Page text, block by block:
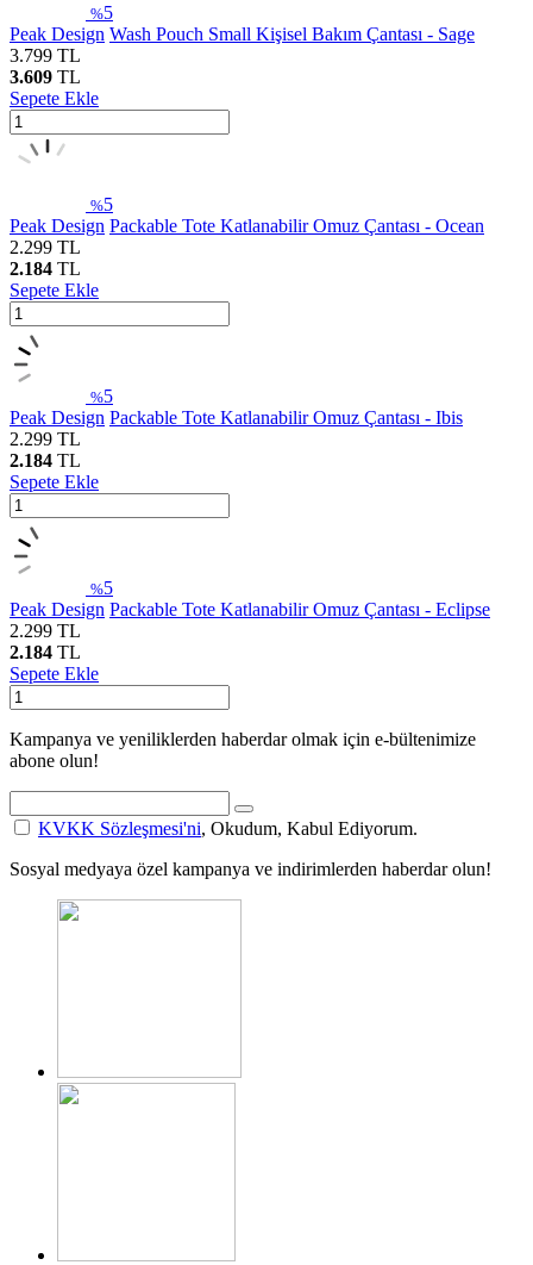
%5
Peak Design Wash Pouch Small Kişisel Bakım Çantası - Sage
3.799 TL
3.609 TL
Sepete Ekle
%5
Peak Design Packable Tote Katlanabilir Omuz Çantası - Ocean
2.299 TL
2.184 TL
Sepete Ekle
%5
Peak Design Packable Tote Katlanabilir Omuz Çantası - Ibis
2.299 TL
2.184 TL
Sepete Ekle
%5
Peak Design Packable Tote Katlanabilir Omuz Çantası - Eclipse
2.299 TL
2.184 TL
Sepete Ekle
Kampanya ve yeniliklerden haberdar olmak için e-bültenimize
abone olun!
KVKK Sözleşmesi'ni, Okudum, Kabul Ediyorum.
Sosyal medyaya özel kampanya ve indirimlerden haberdar olun!